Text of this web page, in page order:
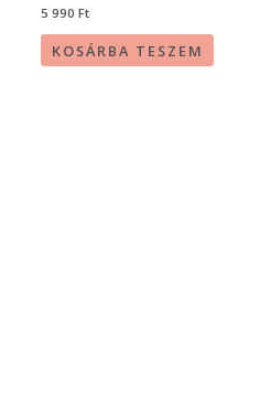
5 990Ft
KOSÁRBA TESZEM